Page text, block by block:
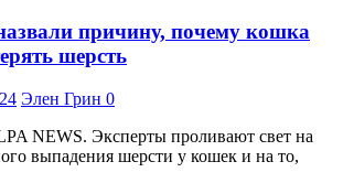
причину, почему кошка
шерсть
Элен Грин 0
NEWS. Эксперты проливают свет на
выпадения шерсти у кошек и на то,